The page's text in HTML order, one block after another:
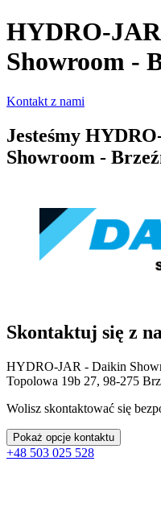
HYDRO-
Showroom -
Kontakt z nami
Jesteśmy
Showroom -
Skontaktuj się z
HYDRO-JAR - Daikin
Topolowa 19b 27, 98-275
Wolisz skontaktować się
Pokaż opcje kontaktu
+48 503 025 528